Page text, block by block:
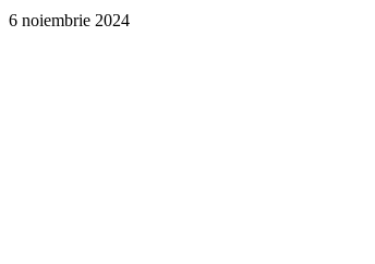
6 noiembrie 2024